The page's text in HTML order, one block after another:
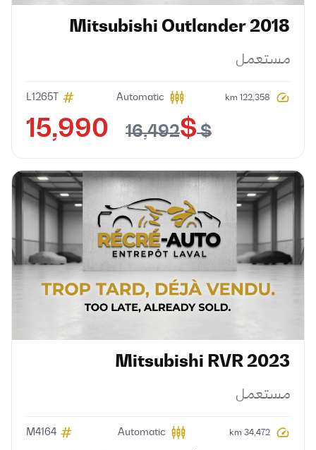
2018
Mitsubishi Outlander
مستعمل
122,358 km
Automatic
L1265T
$ 16,492
$ 15,990
2023
Mitsubishi RVR
مستعمل
34,472 km
Automatic
M4164